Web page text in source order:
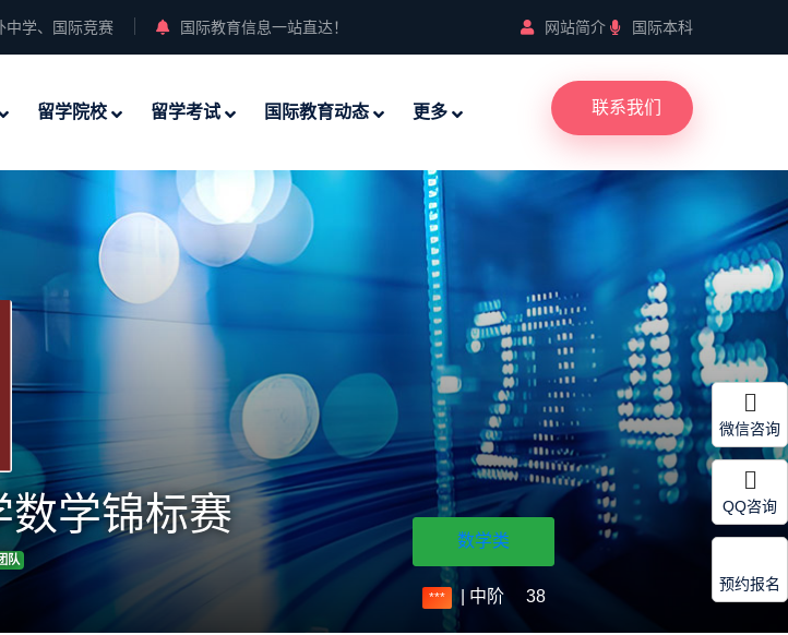
中学、国际竞赛 国际教育信息一站直达！ 网站简介 国际本科
留学院校 留学考试 国际教育动态 更多 联系我们
数学锦标赛
队
数学类
*** | 中阶 38
微信咨询
QQ咨询
预约报名